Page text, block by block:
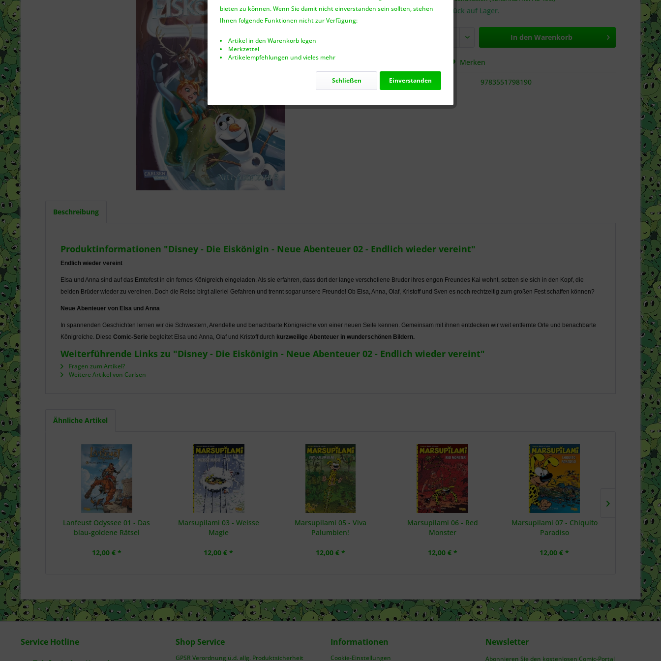
Nur noch 2 Stück auf Lager.
In den Warenkorb
Merken
Artikel-Nr.: 9783551798190
Beschreibung
Produktinformationen "Disney - Die Eiskönigin - Neue Abenteuer 02 - Endlich wieder vereint"
Endlich wieder vereint
Elsa und Anna sind auf das Erntefest in ein fernes Königreich eingeladen. Als sie erfahren, dass dort der lange verschollene Bruder ihres engen Freundes Kai wohnt, setzen sie sich in den Kopf, die
beiden Brüder wieder zu vereinen. Doch die Reise birgt allerlei Gefahren und trennt sogar unsere Freunde! Ob Elsa, Anna, Olaf, Kristoff und Sven es noch rechtzeitig zum großen Fest schaffen können?
Neue Abenteuer von Elsa und Anna
In spannenden Geschichten lernen wir die Schwestern, Arendelle und benachbarte Königreiche von einer neuen Seite kennen. Gemeinsam mit ihnen entdecken wir weit entfernte Orte und benachbarte
Königreiche. Diese Comic-Serie begleitet Elsa und Anna, Olaf und Kristoff durch kurzweilige Abenteuer in wunderschönen Bildern.
Weiterführende Links zu "Disney - Die Eiskönigin - Neue Abenteuer 02 - Endlich wieder vereint"
Fragen zum Artikel?
Weitere Artikel von Carlsen
Ähnliche Artikel
Lanfeust Odyssee 01 - Das
blau-goldene Rätsel
12,00 € *
Marsupilami 03 - Weisse
Magie
12,00 € *
Marsupilami 05 - Viva
Palumbien!
12,00 € *
Marsupilami 06 - Red
Monster
12,00 € *
Marsupilami 07 - Chiquito
Paradiso
12,00 € *
LEGO
und
Service Hotline
Shop Service
GPSR Verordnung ü.d. allg. Produktsicherheit
Informationen
Cookie-Einstellungen
Newsletter
Abonnieren Sie den kostenlosen Comic-Portal
bieten zu können. Wenn Sie damit nicht einverstanden sein sollten, stehen
Ihnen folgende Funktionen nicht zur Verfügung:
Artikel in den Warenkorb legen
Merkzettel
Artikelempfehlungen und vieles mehr
Einverstanden
Schließen